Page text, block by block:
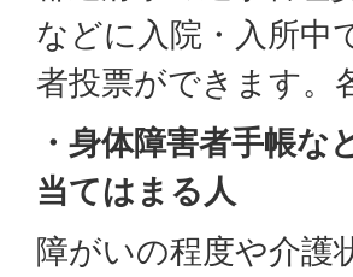
などに入院・入所中
者投票ができます。
・身体障害者手帳
当てはまる人
障がいの程度や介護